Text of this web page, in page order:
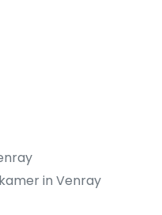
in Venray